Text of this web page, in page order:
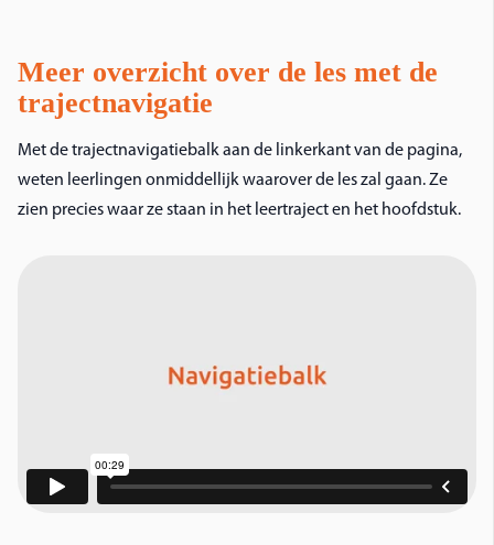
Meer overzicht over de les met de
trajectnavigatie
Met de trajectnavigatiebalk aan de linkerkant van de pagina,
weten leerlingen onmiddellijk waarover de les zal gaan. Ze
zien precies waar ze staan in het leertraject en het hoofdstuk.